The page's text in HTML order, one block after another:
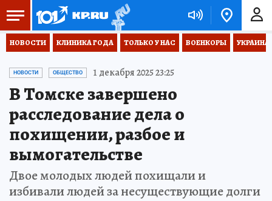
НОВОСТИ КЛИНИКА ГОДА ТОЛЬКО У НАС ВОЕНКОРЫ
НОВОСТИ ОБЩЕСТВО 1 декабря 2025 23:25
В Томске завершено
расследование дела о
похищении, разбое и
вымогательстве
Двое молодых людей похищали и
избивали людей за несуществующие долги